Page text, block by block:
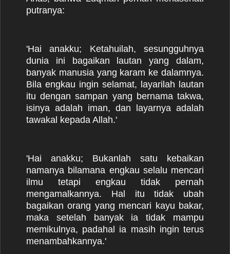
putranya:
'Hai anakku; Ketahuilah, sesungguhnya
dunia ini bagaikan lautan yang dalam,
banyak manusia yang karam ke dalamnya.
Bila engkau ingin selamat, layarilah lautan
itu dengan sampan yang bernama takwa,
isinya adalah iman, dan layarnya adalah
tawakal kepada Allah.'
'Hai anakku; Bukanlah satu kebaikan
namanya bilamana engkau selalu mencari
ilmu tetapi engkau tidak pernah
mengamalkannya. Hal itu tidak ubah
bagaikan orang yang mencari kayu bakar,
maka setelah banyak ia tidak mampu
memikulnya, padahal ia masih ingin terus
menambahkannya.'